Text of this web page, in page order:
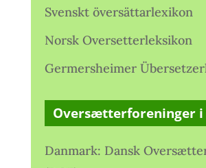
Svenskt översättarlexikon
Norsk Oversetterleksikon
Germersheimer
Oversætterforeninger i
Danmark: Dansk